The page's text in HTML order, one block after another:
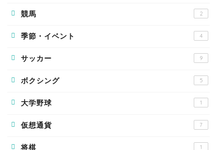
競馬 2
季節・イベント 4
サッカー 9
ボクシング 5
大学野球 1
仮想通貨 7
将棋 1